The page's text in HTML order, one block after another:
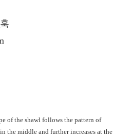
of the shawl follows the pattern of
the middle and further increases at the